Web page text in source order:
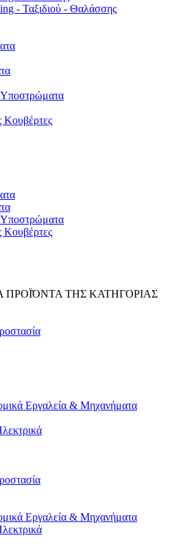
- Ταξιδιού - Θαλάσσης
Υποστρώματα
Κουβέρτες
Υποστρώματα
Κουβέρτες
ΠΡΟΪΌΝΤΑ ΤΗΣ ΚΑΤΗΓΟΡΙΑΣ
Εργαλεία & Μηχανήματα
Εργαλεία & Μηχανήματα